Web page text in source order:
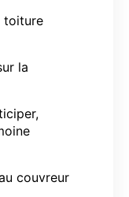
toiture
la
couvreur